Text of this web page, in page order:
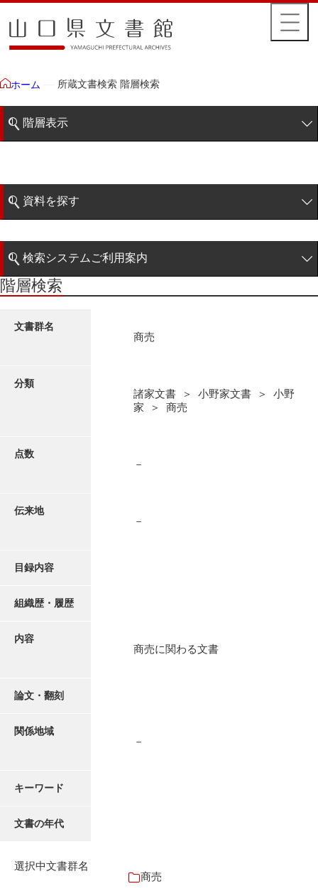
ホーム 所蔵文書検索 階層検索
階層表示
藩政文書
特定歴史公文書
諸家文書
石井丈若撮影写真
資料を探す
階層検索
検索システムご利用案内
検索システムの利用について
更新履歴
階層検索
文書群名
商売
分類
諸家文書 ＞ 小野家文書 ＞ 小野
家 ＞ 商売
点数
－
伝来地
－
目録内容
組織歴・履歴
内容
商売に関わる文書
論文・翻刻
関係地域
－
キーワード
文書の年代
選択中文書群名
商売